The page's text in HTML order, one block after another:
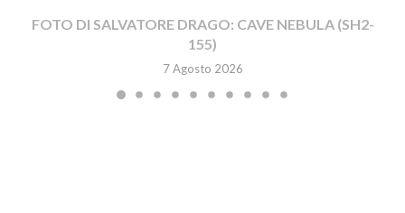
FOTO DI SALVATORE DRAGO: CAVE NEBULA (SH2-
155)
7 Agosto 2026